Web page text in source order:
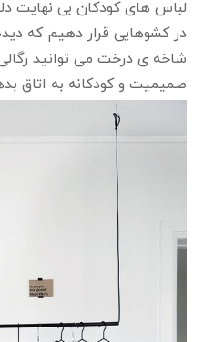
لباس های کودکان بی نهایت
در کشوهایی قرار دهیم که
شاخه ی درخت می توانید
صمیمیت و کودکانه به اتاق